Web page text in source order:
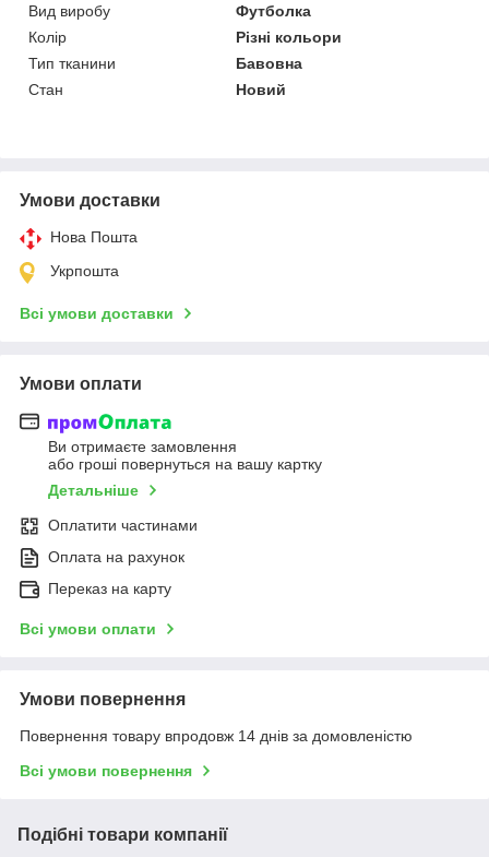
Вид виробу
Футболка
Колір
Різні кольори
Тип тканини
Бавовна
Стан
Новий
Умови доставки
Нова Пошта
Укрпошта
Всі умови доставки
Умови оплати
Ви отримаєте замовлення
або гроші повернуться на вашу картку
Детальніше
Оплатити частинами
Оплата на рахунок
Переказ на карту
Всі умови оплати
Умови повернення
Повернення товару впродовж 14 днів за домовленістю
Всі умови повернення
Подібні товари компанії